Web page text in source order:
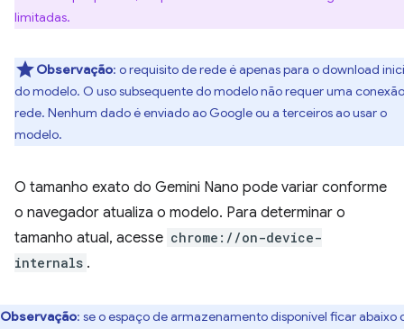
limitadas.
Observação: o requisito de rede é apenas para o download
do modelo. O uso subsequente do modelo não requer uma
rede. Nenhum dado é enviado ao Google ou a terceiros ao usar o
modelo.
O tamanho exato do Gemini Nano pode variar conforme
o navegador atualiza o modelo. Para determinar o
tamanho atual, acesse chrome://on-device-
internals .
Observação: se o espaço de armazenamento disponível ficar abaixo